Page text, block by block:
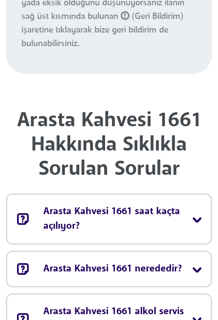
yada eksik olduğunu düşünüyorsanız ilanın
sağ üst kısmında bulunan
(Geri Bildirim)
işaretine tıklayarak bize geri bildirim de
bulunabilirsiniz.
Arasta Kahvesi 1661
Hakkında Sıklıkla
Sorulan Sorular
Arasta Kahvesi 1661 saat kaçta
açılıyor?
Arasta Kahvesi 1661 nerededir?
Arasta Kahvesi 1661 alkol servis